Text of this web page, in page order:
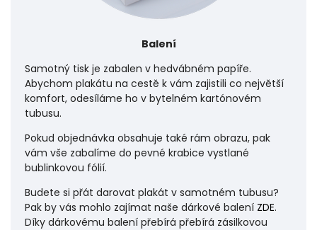
Balení
Samotný tisk je zabalen v hedvábném papíře.
Abychom plakátu na cestě k vám zajistili co největší
komfort, odesíláme ho v bytelném kartónovém
tubusu.
Pokud objednávka obsahuje také rám obrazu, pak
vám vše zabalíme do pevné krabice vystlané
bublinkovou fólií.
Budete si přát darovat plakát v samotném tubusu?
Pak by vás mohlo zajímat naše dárkové balení ZDE.
Díky dárkovému balení přebírá přebírá zásilkovou